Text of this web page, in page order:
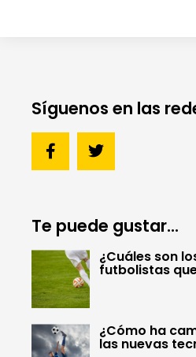
Síguenos en las
Te puede gustar...
¿Cuáles son
futbolistas
¿Cómo ha
las nuevas